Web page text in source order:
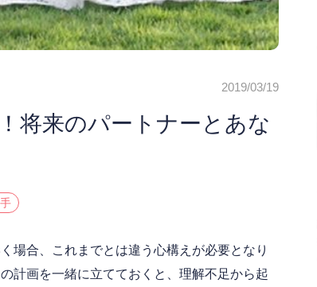
2019/03/19
将来のパートナーとあな
場合、これまでとは違う心構えが必要となり
計画を一緒に立てておくと、理解不足から起